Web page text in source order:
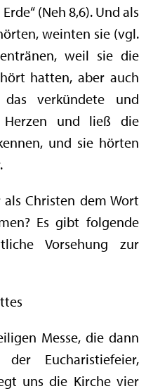
(Neh 8,6). Und als
weinten sie (vgl.
weil sie die
hatten, aber auch
verkündete und
und ließ die
und sie hörten
Christen dem Wort
Es gibt folgende
Vorsehung zur
Messe, die dann
Eucharistiefeier,
uns die Kirche vier